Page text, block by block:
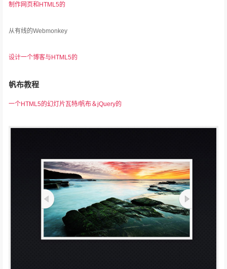
制作网页和HTML5的
从有线的Webmonkey
设计一个博客与HTML5的
帆布教程
一个HTML5的幻灯片瓦特/帆布＆jQuery的